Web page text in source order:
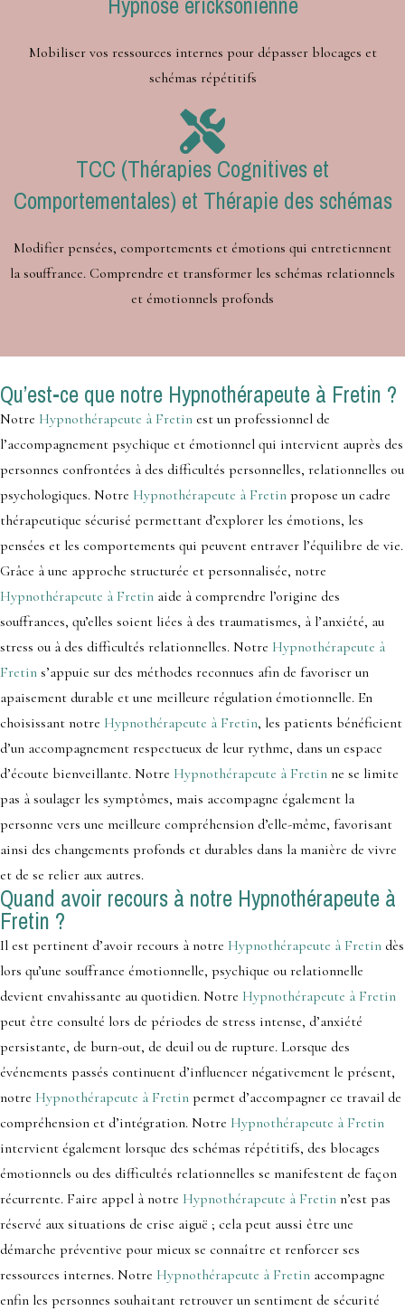
Mobiliser vos ressources internes pour dépasser blocages et
schémas répétitifs
TCC (Thérapies Cognitives et
Comportementales) et Thérapie des schémas
Modifier pensées, comportements et émotions qui entretiennent
la souffrance. Comprendre et transformer les schémas relationnels
et émotionnels profonds
Qu’est-ce que notre Hypnothérapeute à Fretin ?
Notre Hypnothérapeute à Fretin est un professionnel de
l’accompagnement psychique et émotionnel qui intervient auprès des
personnes confrontées à des difficultés personnelles, relationnelles ou
psychologiques. Notre Hypnothérapeute à Fretin propose un cadre
thérapeutique sécurisé permettant d’explorer les émotions, les
pensées et les comportements qui peuvent entraver l’équilibre de vie.
Grâce à une approche structurée et personnalisée, notre
Hypnothérapeute à Fretin aide à comprendre l’origine des
souffrances, qu’elles soient liées à des traumatismes, à l’anxiété, au
stress ou à des difficultés relationnelles. Notre Hypnothérapeute à
Fretin s’appuie sur des méthodes reconnues afin de favoriser un
apaisement durable et une meilleure régulation émotionnelle. En
choisissant notre Hypnothérapeute à Fretin, les patients bénéficient
d’un accompagnement respectueux de leur rythme, dans un espace
d’écoute bienveillante. Notre Hypnothérapeute à Fretin ne se limite
pas à soulager les symptômes, mais accompagne également la
personne vers une meilleure compréhension d’elle-même, favorisant
ainsi des changements profonds et durables dans la manière de vivre
et de se relier aux autres.
Quand avoir recours à notre Hypnothérapeute à
Fretin ?
Il est pertinent d’avoir recours à notre Hypnothérapeute à Fretin dès
lors qu’une souffrance émotionnelle, psychique ou relationnelle
devient envahissante au quotidien. Notre Hypnothérapeute à Fretin
peut être consulté lors de périodes de stress intense, d’anxiété
persistante, de burn-out, de deuil ou de rupture. Lorsque des
événements passés continuent d’influencer négativement le présent,
notre Hypnothérapeute à Fretin permet d’accompagner ce travail de
compréhension et d’intégration. Notre Hypnothérapeute à Fretin
intervient également lorsque des schémas répétitifs, des blocages
émotionnels ou des difficultés relationnelles se manifestent de façon
récurrente. Faire appel à notre Hypnothérapeute à Fretin n’est pas
réservé aux situations de crise aiguë ; cela peut aussi être une
démarche préventive pour mieux se connaître et renforcer ses
ressources internes. Notre Hypnothérapeute à Fretin accompagne
enfin les personnes souhaitant retrouver un sentiment de sécurité